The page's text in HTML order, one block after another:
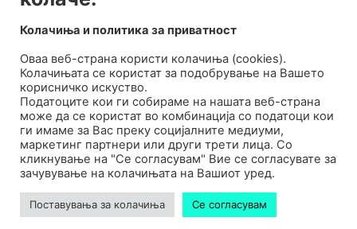
Filharmonija
Колачиња и политика за приватност
Оваа веб-странa користи колачиња (cookies).
Колачињата се користат за подобрување на Вашето
корисничко искуство.
Податоците кои ги собираме на нашата веб-страна
може да се користат во комбинација со податоци кои
ги имаме за Вас преку социјалните медиуми,
маркетинг партнери или други трети лица. Со
кликнување на "Се согласувам" Вие се согласувате за
зачувување на колачињата на Вашиот уред.
Поставувања за колачиња Се согласувам